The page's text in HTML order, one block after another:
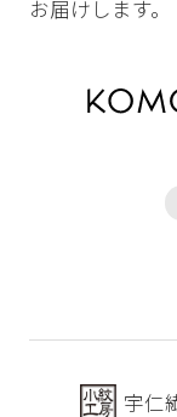
お届けします。
宇仁